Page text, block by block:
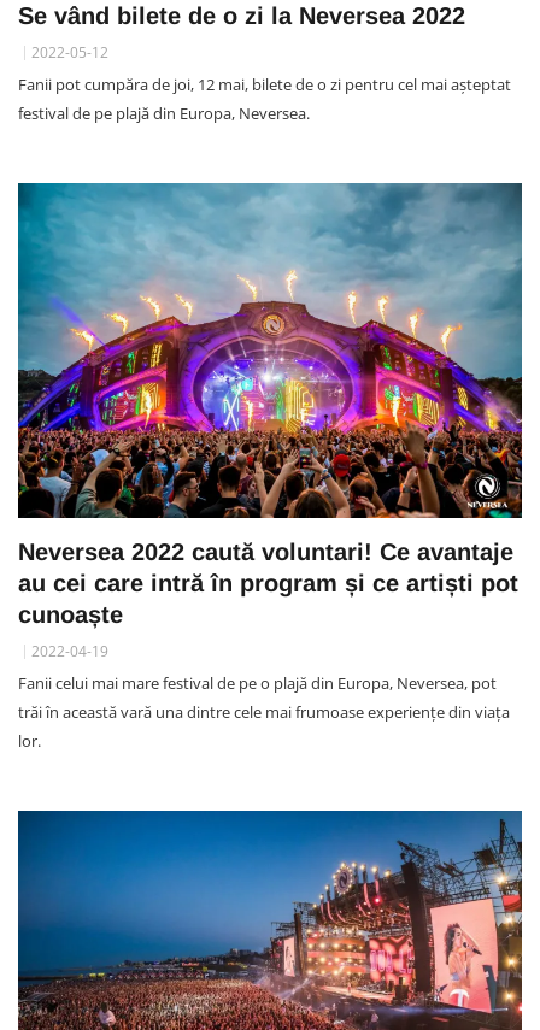
Se vând bilete de o zi la Neversea 2022
2022-05-12
Fanii pot cumpăra de joi, 12 mai, bilete de o zi pentru cel mai așteptat
festival de pe plajă din Europa, Neversea.
Neversea 2022 caută voluntari! Ce avantaje
au cei care intră în program și ce artiști pot
cunoaște
2022-04-19
Fanii celui mai mare festival de pe o plajă din Europa, Neversea, pot
trăi în această vară una dintre cele mai frumoase experiențe din viața
lor.